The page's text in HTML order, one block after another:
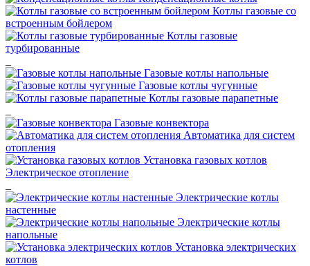
Котлы газовые со
встроенным бойлером
Котлы газовые
турбированные
Газовые котлы напольные
Газовые котлы чугунные
Котлы газовые парапетные
Газовые конвектора
Автоматика для систем
отопления
Установка газовых котлов
Электрическое отопление
Электрические котлы
настенные
Электрические котлы
напольные
Установка электрических
котлов